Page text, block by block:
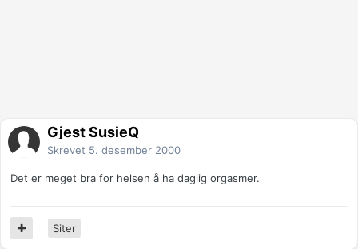
Gjest SusieQ
Skrevet 5. desember 2000
Det er meget bra for helsen å ha daglig orgasmer.
Siter